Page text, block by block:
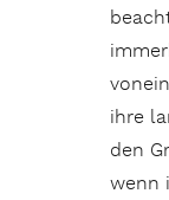
ihre
den
wenn